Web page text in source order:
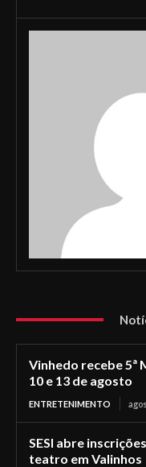
Vinhedo recebe 5ª
10 e 13 de agosto
ENTRETENIMENTO
SESI abre
teatro em Valinhos